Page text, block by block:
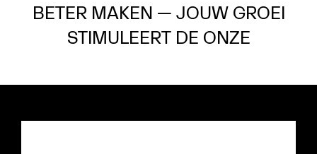
BETER MAKEN — JOUW GROEI
STIMULEERT DE ONZE